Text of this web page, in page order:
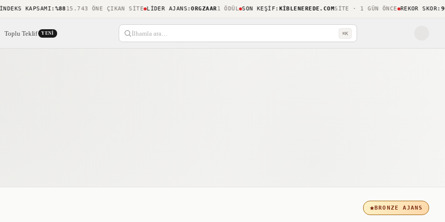
KAPSAMI:%8815.743 ÖNE ÇIKAN SITE LIDER AJANS :ORGZAAR1 ÖDÜL SON KEŞIF :KIBLENEREDE.COMSITE · 1 GÜN ÖNCE REKOR SKOR: 96 /
Toplu Teklif YENI İlhamla ara… ⌘K
BRONZE AJANS